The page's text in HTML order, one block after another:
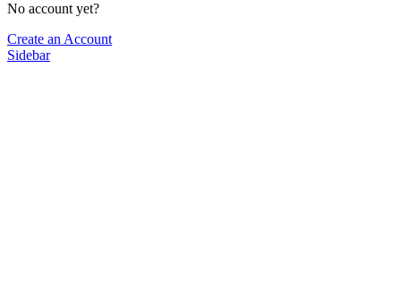
No account yet?
Create an Account
Sidebar